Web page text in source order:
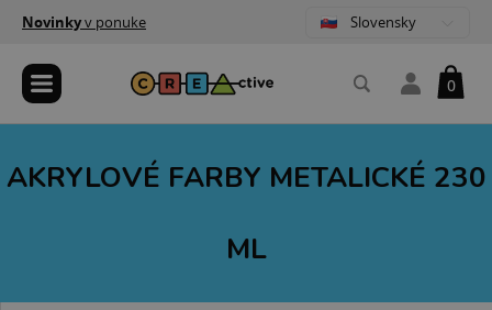
Novinkyv ponuke Slovensky
0
AKRYLOVÉ FARBY METALICKÉ 230
ML